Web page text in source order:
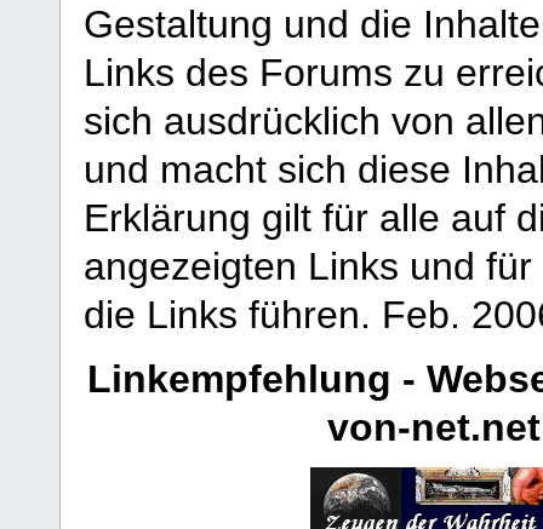
Gestaltung und die
Links des Forums zu
sich ausdrücklich von
und macht sich diese
Erklärung gilt für alle auf
angezeigten Links und
die Links führen. Feb.
Linkempfehlung -
von-net.net